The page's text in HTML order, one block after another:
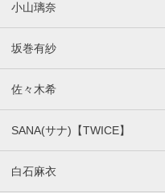
小山璃奈
坂巻有紗
佐々木希
SANA(サナ)【TWICE】
白石麻衣